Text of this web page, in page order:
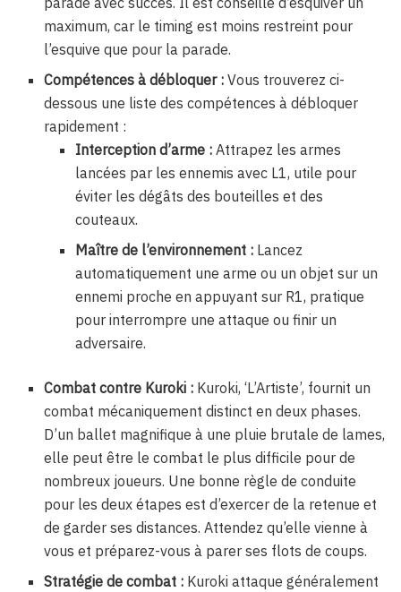
maximum, car le timing est moins restreint pour
l’esquive que pour la parade.
Compétences à débloquer : Vous trouverez ci-
dessous une liste des compétences à débloquer
rapidement :
Interception d’arme :Attrapez les armes
lancées par les ennemis avec L1, utile pour
éviter les dégâts des bouteilles et des
couteaux.
Maître de l’environnement :Lancez
automatiquement une arme ou un objet sur un
ennemi proche en appuyant sur R1, pratique
pour interrompre une attaque ou finir un
adversaire.
Combat contre Kuroki : Kuroki, ‘L’Artiste’, fournit un
combat mécaniquement distinct en deux phases.
D’un ballet magnifique à une pluie brutale de lames,
elle peut être le combat le plus difficile pour de
nombreux joueurs. Une bonne règle de conduite
pour les deux étapes est d’exercer de la retenue et
de garder ses distances. Attendez qu’elle vienne à
vous et préparez-vous à parer ses flots de coups.
Stratégie de combat : Kuroki attaque généralement